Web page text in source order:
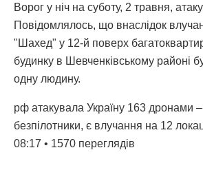
Ворог у ніч на суботу, 2 травня,
Повідомлялось, що внаслідок
"Шахед" у 12-й поверх
будинку в Шевченківському районі
одну людину.
рф атакувала Україну 163 дронами
безпілотники, є влучання на 12
08:17 • 1570 переглядiв